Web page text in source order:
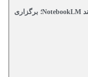
تحولی در آموزش و پژوهش با ابزار هوشمند NotebookLM؛ برگزاری